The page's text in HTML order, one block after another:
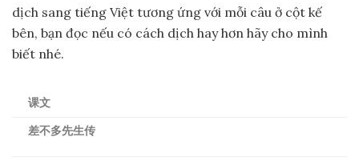
dịch sang tiếng Việt tương ứng với mỗi câu ở cột kế
bên, bạn đọc nếu có cách dịch hay hơn hãy cho mình
biết nhé.
课文
差不多先生传